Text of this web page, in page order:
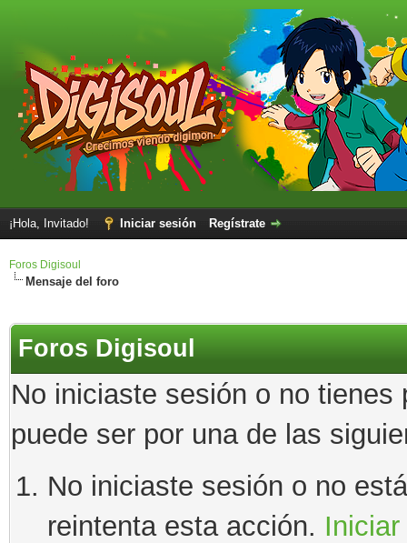
¡Hola, Invitado! Iniciar sesión Regístrate
Foros Digisoul
Mensaje del foro
Foros Digisoul
No iniciaste sesión o no
puede ser por una de las
No iniciaste sesión o no
reintenta esta acción.